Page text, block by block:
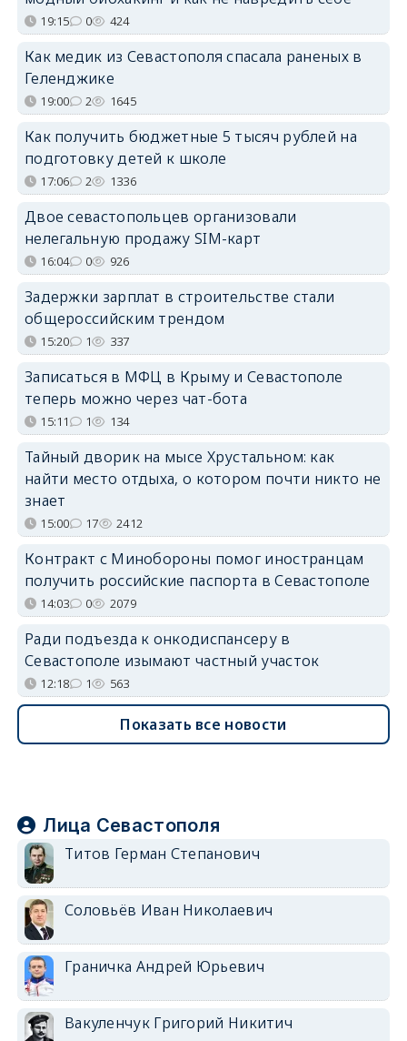
19:15 0 424
Как медик из Севастополя спасала раненых в
Геленджике
19:00 2 1645
Как получить бюджетные 5 тысяч рублей на
подготовку детей к школе
17:06 2 1336
Двое севастопольцев организовали
нелегальную продажу SIM-карт
16:04 0 926
Задержки зарплат в строительстве стали
общероссийским трендом
15:20 1 337
Записаться в МФЦ в Крыму и Севастополе
теперь можно через чат-бота
15:11 1 134
Тайный дворик на мысе Хрустальном: как
найти место отдыха, о котором почти никто не
знает
15:00 17 2412
Контракт с Минобороны помог иностранцам
получить российские паспорта в Севастополе
14:03 0 2079
Ради подъезда к онкодиспансеру в
Севастополе изымают частный участок
12:18 1 563
Показать все новости
Лица Севастополя
Титов Герман Степанович
Соловьёв Иван Николаевич
Граничка Андрей Юрьевич
Вакуленчук Григорий Никитич